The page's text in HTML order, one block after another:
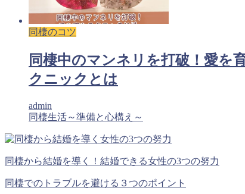
同棲のコツ
同棲中のマンネリを打破！愛を
クニックとは
admin
同棲生活～準備と心構え～
同棲から結婚を導く！結婚できる女性の3つの努力
同棲でのトラブルを避ける３つのポイント